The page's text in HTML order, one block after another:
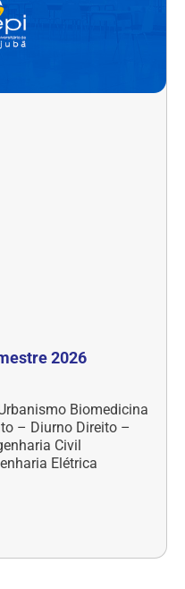
2026
Biomedicina
– Diurno Direito –
Civil
Elétrica